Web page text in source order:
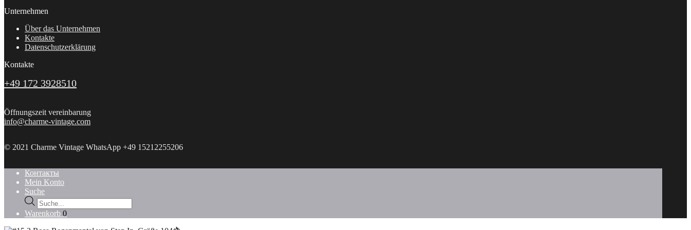
Unternehmen
Über das Unternehmen
Kontakte
Datenschutzerklärung
Kontakte
+49 172 3928510
Öffnungszeit vereinbarung
info@charme-vintage.com
© 2021 Charme Vintage WhatsApp +49 15212255206
Контакты
Mein Konto
Suche
Products
search
Warenkorb 0